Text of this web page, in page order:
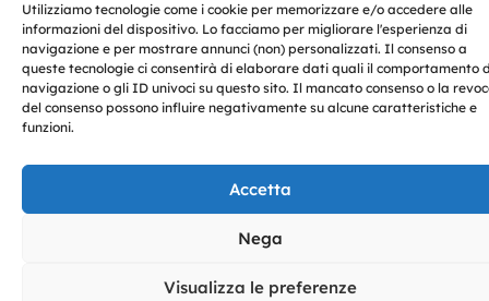
Utilizziamo tecnologie come i cookie per memorizzare e/o accedere alle
informazioni del dispositivo. Lo facciamo per migliorare l'esperienza di
navigazione e per mostrare annunci (non) personalizzati. Il consenso a
queste tecnologie ci consentirà di elaborare dati quali il comportamento
navigazione o gli ID univoci su questo sito. Il mancato consenso o la
del consenso possono influire negativamente su alcune caratteristiche e
funzioni.
Accetta
Nega
Visualizza le preferenze
Organizzativo 231|Codice Etico|Informativa
GDPR |Whistleblowing